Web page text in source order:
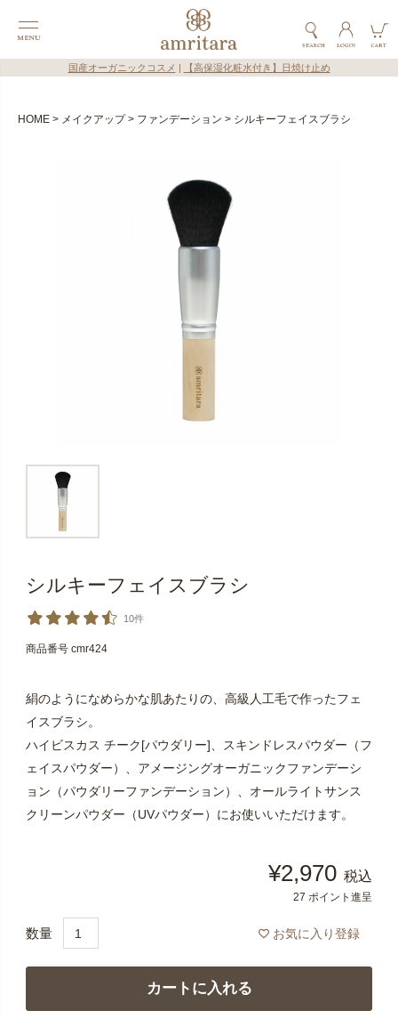
国産オーガニックコスメ 【高保湿化粧水付き】日焼け止め
HOME メイクアップ ファンデーション シルキーフェイスブラシ
シルキーフェイスブラシ
10件
商品番号 cmr424
絹のようになめらかな肌あたりの、高級人工毛で作ったフェ
イスブラシ。
ハイビスカス チーク[パウダリー]、スキンドレスパウダー（フ
ェイスパウダー）、アメージングオーガニックファンデーシ
ョン（パウダリーファンデーション）、オールライトサンス
クリーンパウダー（UVパウダー）にお使いいただけます。
¥2,970 税込
27 ポイント進呈
お気に入り登録
カートに入れる